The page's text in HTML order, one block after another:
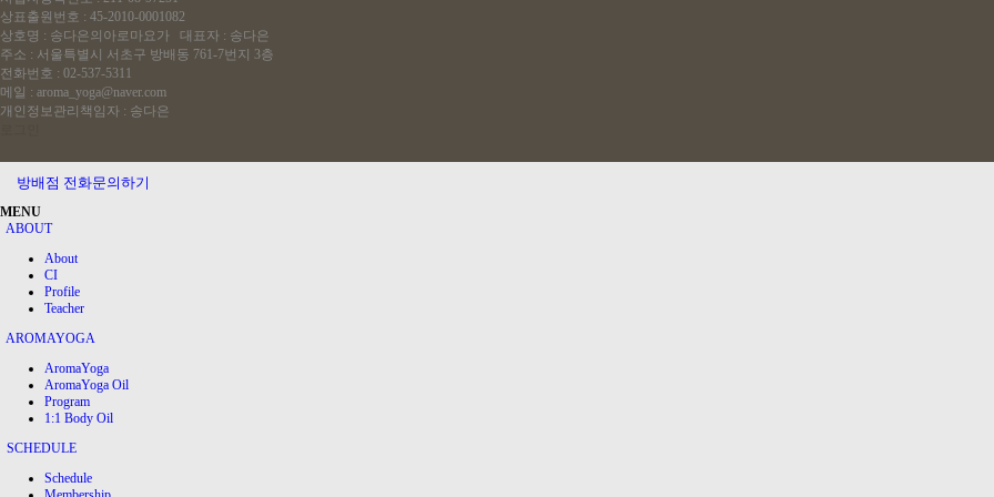
상표출원번호 : 45-2010-0001082
상호명 : 송다은의아로마요가 대표자 : 송다은
주소 : 서울특별시 서초구 방배동 761-7번지 3층
전화번호 : 02-537-5311
메일 : aroma_yoga@naver.com
개인정보관리책임자 : 송다은
방배점 전화문의하기
MENU
ABOUT
About
CI
Profile
Teacher
AROMAYOGA
AromaYoga
AromaYoga Oil
Program
1:1 Body Oil
SCHEDULE
Schedule